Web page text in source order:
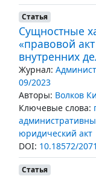
Статья
Сущностные
«правовой
внутренних
Журнал:
09/2023
Авторы: Волков
Ключевые слова:
юридический акт
DOI: 10.18572/
Статья